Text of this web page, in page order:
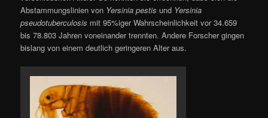
Abstammungslinien von Yersinia pestis und Yersinia
pseudotuberculosis mit 95%iger Wahrscheinlichkeit vor 34.659
bis 78.803 Jahren voneinander trennten. Andere Forscher gingen
bislang von einem deutlich geringeren Alter aus.